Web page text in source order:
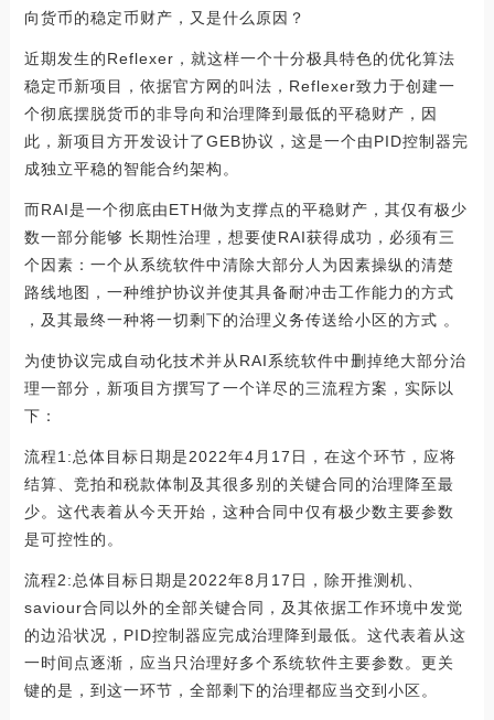
向货币的稳定币财产，又是什么原因？
近期发生的Reflexer，就这样一个十分极具特色的优化算法
稳定币新项目，依据官方网的叫法，Reflexer致力于创建一
个彻底摆脱货币的非导向和治理降到最低的平稳财产，因
此，新项目方开发设计了GEB协议，这是一个由PID控制器完
成独立平稳的智能合约架构。
而RAI是一个彻底由ETH做为支撑点的平稳财产，其仅有极少
数一部分能够 长期性治理，想要使RAI获得成功，必须有三
个因素：一个从系统软件中清除大部分人为因素操纵的清楚
路线地图，一种维护协议并使其具备耐冲击工作能力的方式
，及其最终一种将一切剩下的治理义务传送给小区的方式 。
为使协议完成自动化技术并从RAI系统软件中删掉绝大部分治
理一部分，新项目方撰写了一个详尽的三流程方案，实际以
下：
流程1:总体目标日期是2022年4月17日，在这个环节，应将
结算、竞拍和税款体制及其很多别的关键合同的治理降至最
少。这代表着从今天开始，这种合同中仅有极少数主要参数
是可控性的。
流程2:总体目标日期是2022年8月17日，除开推测机、
saviour合同以外的全部关键合同，及其依据工作环境中发觉
的边沿状况，PID控制器应完成治理降到最低。这代表着从这
一时间点逐渐，应当只治理好多个系统软件主要参数。更关
键的是，到这一环节，全部剩下的治理都应当交到小区。